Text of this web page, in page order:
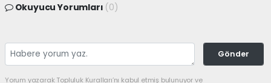
Okuyucu Yorumları (0)
Gönder
Yorum yazarak Topluluk Kuralları’nı kabul etmiş bulunuyor ve